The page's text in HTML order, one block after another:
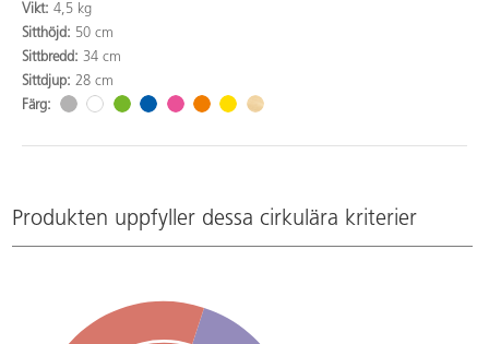
Vikt: 4,5 kg
Sitthöjd: 50 cm
Sittbredd: 34 cm
Sittdjup: 28 cm
Färg:
Produkten uppfyller dessa cirkulära kriterier